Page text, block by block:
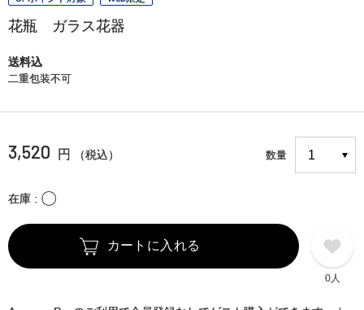
花瓶 ガラス花器
送料込
二重包装不可
3,520 円 （税込） 数量
在庫 〇
カートに入れる
0人